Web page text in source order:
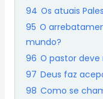
94 Os atuais
95 O
mundo?
96 O pastor deve
97 Deus faz
98 Como se